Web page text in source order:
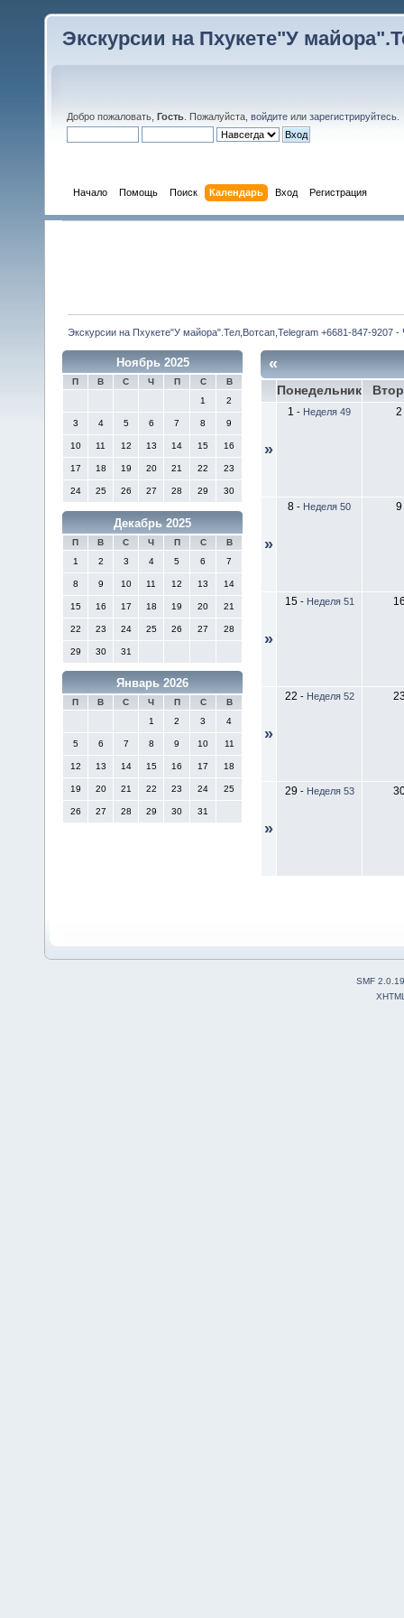
Экскурсии на Пхукете"У
Добро пожаловать, Гость . Пожалуйста, войдите или зарегистрируйтесь
Начало Помощь Поиск Календарь Вход Регистрация
Экскурсии на Пхукете"У майора".Тел,Вотсап,Telegram +6681-847-9207 -
Ноябрь 2025
П В С Ч П С
В
1
2
3 4 5 6 7 8 9
10 11 12 13 14 15 16
17 18 19 20 21 22 23
24 25 26 27 28 29 30
Декабрь 2025
П В С Ч П С
В
1
2 3 4 5 6 7
8 9 10 11 12 13 14
15 16 17 18 19 20 21
22 23 24 25 26 27 28
29 30 31
Январь 2026
П В С Ч П С
В
1
2 3 4
5 6 7 8 9 10 11
12 13 14 15 16 17 18
19 20 21 22 23 24 25
26 27 28 29 30 31
«
Понедельник
»
1 - Неделя 49 2
»
8 - Неделя 50 9
»
15- Неделя 51
»
22 - Неделя 52
»
29 - Неделя 53
SMF 2.0.19